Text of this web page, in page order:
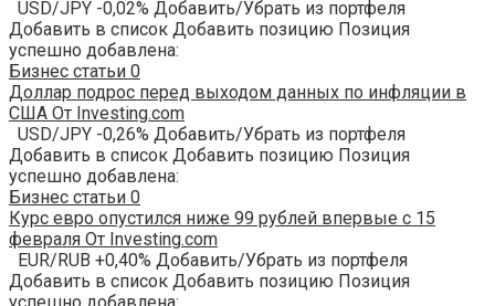
USD/JPY -0,02% Добавить/Убрать из портфеля
Добавить в список Добавить позицию Позиция
успешно добавлена:
Бизнес статьи 0
Доллар подрос перед выходом данных по инфляции в
США От Investing.com
USD/JPY -0,26% Добавить/Убрать из портфеля
Добавить в список Добавить позицию Позиция
успешно добавлена:
Бизнес статьи 0
Курс евро опустился ниже 99 рублей впервые с 15
февраля От Investing.com
EUR/RUB +0,40% Добавить/Убрать из портфеля
Добавить в список Добавить позицию Позиция